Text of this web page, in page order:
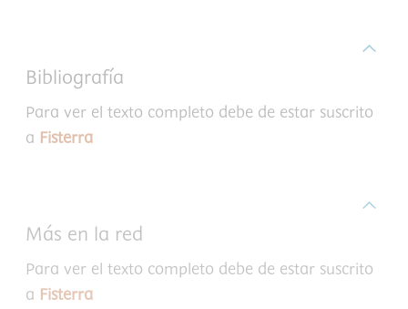
Bibliografía
Para ver el texto completo debe de estar suscrito
a Fisterra
Más en la red
Para ver el texto completo debe de estar suscrito
a Fisterra